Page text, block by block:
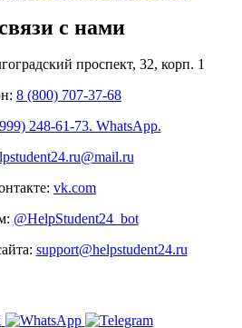
с нами
проспект, 32, корп. 1
8 (800) 707-37-68
248-61-73. WhatsApp.
vk.com
@HelpStudent24_bot
support@helpstudent24.ru